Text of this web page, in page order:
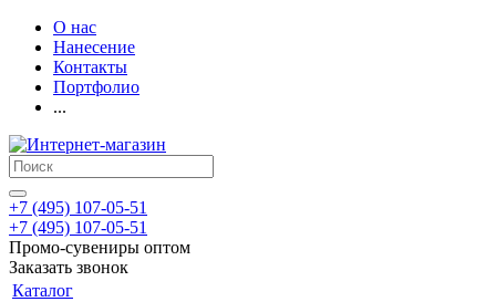
О нас
Нанесение
Контакты
Портфолио
...
+7 (495) 107-05-51
+7 (495) 107-05-51
Промо-сувениры оптом
Заказать звонок
Каталог